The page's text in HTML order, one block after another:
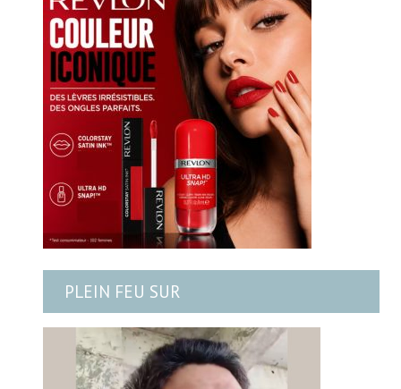
PLEIN FEU SUR